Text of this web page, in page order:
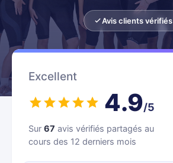
Avis clients vérifiés
Excellent
4.9/5
Sur 67 avis vérifiés partagés au
cours des 12 derniers mois